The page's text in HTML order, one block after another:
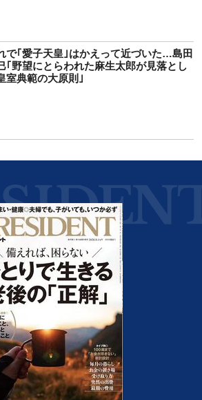
で｢愛子天皇｣はかえって近づいた…島田
｢野望にとらわれた麻生太郎が見落とし
室典範の大原則｣